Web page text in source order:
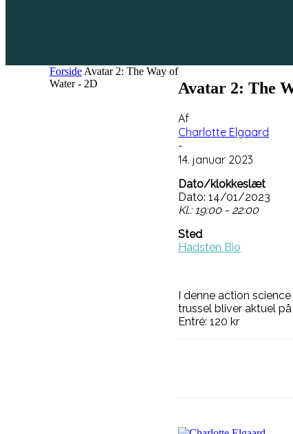
Forside Avatar 2: The Way of
Water - 2D
Avatar 2: The
Af
Charlotte Elgaard
-
14. januar 2023
Dato/klokkeslæt
Dato: 14/01/2023
Kl.: 19:00 - 22:00
Sted
Hadsten Bio
I denne action
trussel bliver aktuel
Entré: 120 kr